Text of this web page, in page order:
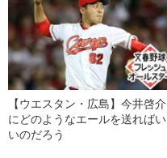
【ウエスタン・広島】今井啓介
にどのようなエールを送ればい
いのだろう